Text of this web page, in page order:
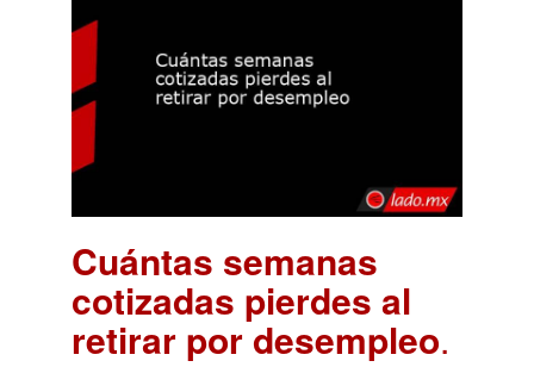
Cuántas semanas
cotizadas pierdes al
retirar por desempleo.